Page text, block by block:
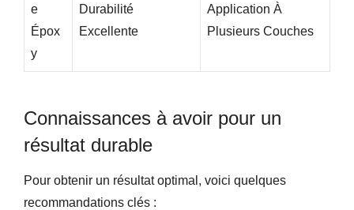
E
Épox
Y
Durabilité
Excellente
Application À
Plusieurs Couches
Connaissances à avoir pour un
résultat durable
Pour obtenir un résultat optimal, voici quelques
recommandations clés :